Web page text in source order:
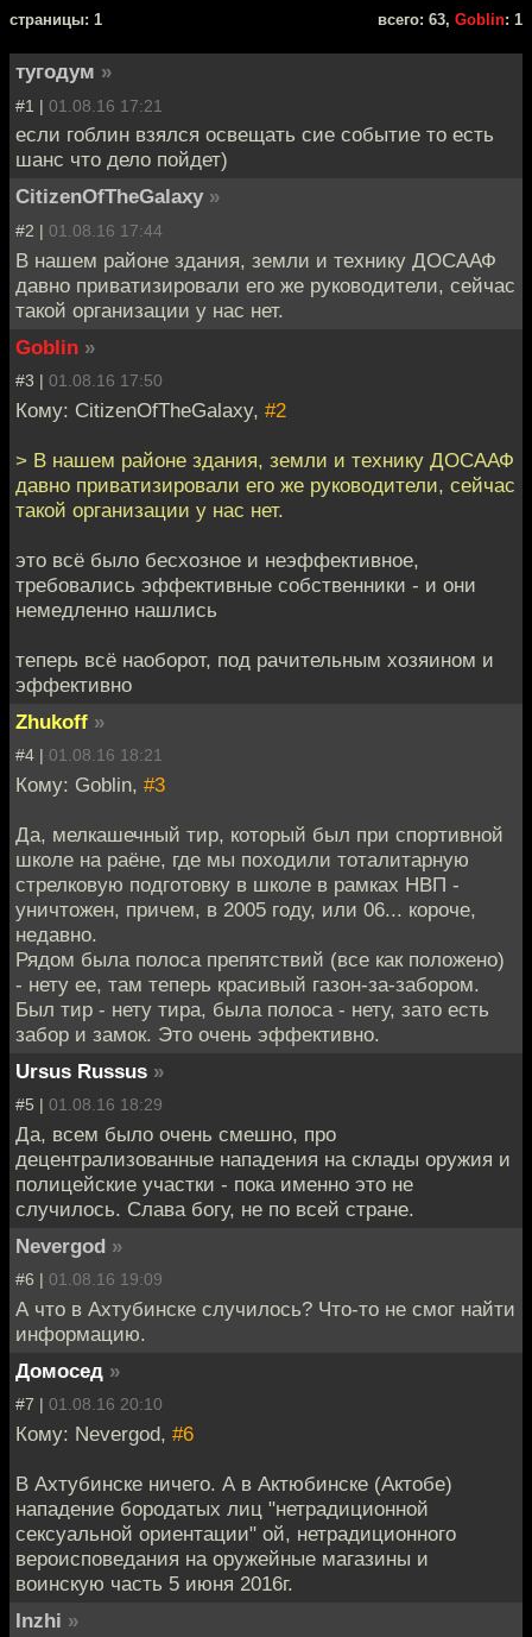
cтраницы: 1 всего: 63, Goblin: 1
тугодум »
#1 | 01.08.16 17:21
если гоблин взялся освещать сие событие то есть
шанс что дело пойдет)
CitizenOfTheGalaxy »
#2 | 01.08.16 17:44
В нашем районе здания, земли и технику ДОСААФ
давно приватизировали его же руководители, сейчас
такой организации у нас нет.
Goblin »
#3 | 01.08.16 17:50
Кому: CitizenOfTheGalaxy, #2
> В нашем районе здания, земли и технику ДОСААФ
давно приватизировали его же руководители, сейчас
такой организации у нас нет.
это всё было бесхозное и неэффективное,
требовались эффективные собственники - и они
немедленно нашлись
теперь всё наоборот, под рачительным хозяином и
эффективно
Zhukoff »
#4 | 01.08.16 18:21
Кому: Goblin, #3
Да, мелкашечный тир, который был при спортивной
школе на раёне, где мы походили тоталитарную
стрелковую подготовку в школе в рамках НВП -
уничтожен, причем, в 2005 году, или 06... короче,
недавно.
Рядом была полоса препятствий (все как положено)
- нету ее, там теперь красивый газон-за-забором.
Был тир - нету тира, была полоса - нету, зато есть
забор и замок. Это очень эффективно.
Ursus Russus »
#5 | 01.08.16 18:29
Да, всем было очень смешно, про
децентрализованные нападения на склады оружия и
полицейские участки - пока именно это не
случилось. Слава богу, не по всей стране.
Nevergod »
#6 | 01.08.16 19:09
А что в Ахтубинске случилось? Что-то не смог найти
информацию.
Домосед »
#7 | 01.08.16 20:10
Кому: Nevergod, #6
В Ахтубинске ничего. А в Актюбинске (Актобе)
нападение бородатых лиц "нетрадиционной
сексуальной ориентации" ой, нетрадиционного
вероисповедания на оружейные магазины и
воинскую часть 5 июня 2016г.
Inzhi »